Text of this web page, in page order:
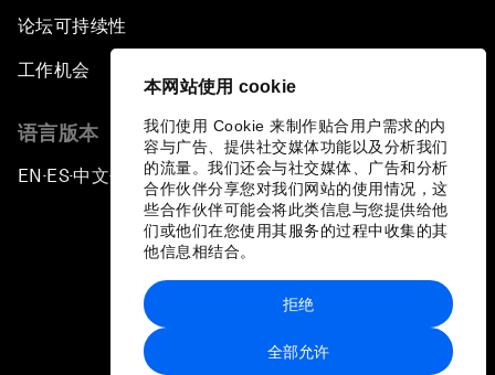
本网站使用 cookie
我们使用 Cookie 来制作贴合用户需求的内
容与广告、提供社交媒体功能以及分析我们
的流量。我们还会与社交媒体、广告和分析
合作伙伴分享您对我们网站的使用情况，这
些合作伙伴可能会将此类信息与您提供给他
们或他们在您使用其服务的过程中收集的其
他信息相结合。
全部允许
拒绝
论坛可持续性
工作机会
语言版本
EN ▪ES▪中文▪ 日本語
站点地图